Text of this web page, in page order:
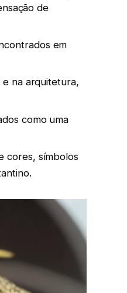
de
em
e na arquitetura,
como uma
cores, símbolos